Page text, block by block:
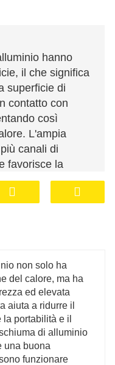
hanno
il che significa
superficie di
contatto con
così
L'ampia
canali di
favorisce la
del calore.
di alta
efficacemente
il normale
o prodotti.
non solo ha
del calore, ma ha
ed elevata
aiuta a ridurre il
portabilità e il
di alluminio
una buona
funzionare